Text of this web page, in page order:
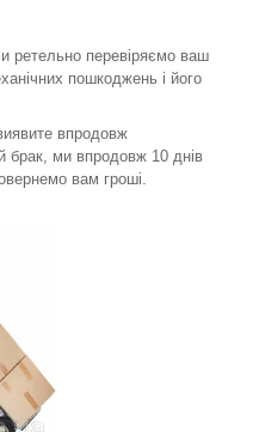
ретельно перевіряємо ваш
пошкоджень і його
впродовж
брак, ми впродовж 10 днів
вам гроші.